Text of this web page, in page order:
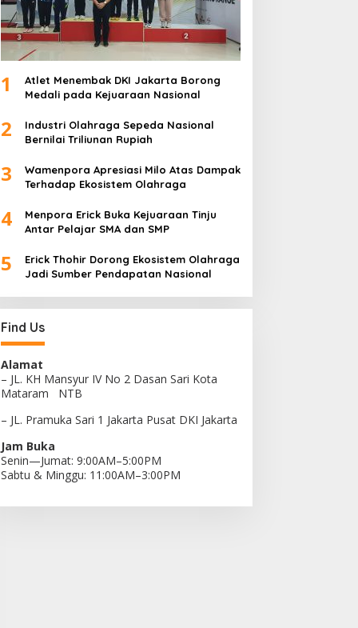
1
Atlet Menembak DKI Jakarta Borong
Medali pada Kejuaraan Nasional
2
Industri Olahraga Sepeda Nasional
Bernilai Triliunan Rupiah
3
Wamenpora Apresiasi Milo Atas Dampak
Terhadap Ekosistem Olahraga
4
Menpora Erick Buka Kejuaraan Tinju
Antar Pelajar SMA dan SMP
5
Erick Thohir Dorong Ekosistem Olahraga
Jadi Sumber Pendapatan Nasional
Find Us
Alamat
– JL. KH Mansyur IV No 2 Dasan Sari Kota
Mataram NTB
– JL. Pramuka Sari 1 Jakarta Pusat DKI Jakarta
Jam Buka
Senin—Jumat: 9:00AM–5:00PM
Sabtu & Minggu: 11:00AM–3:00PM